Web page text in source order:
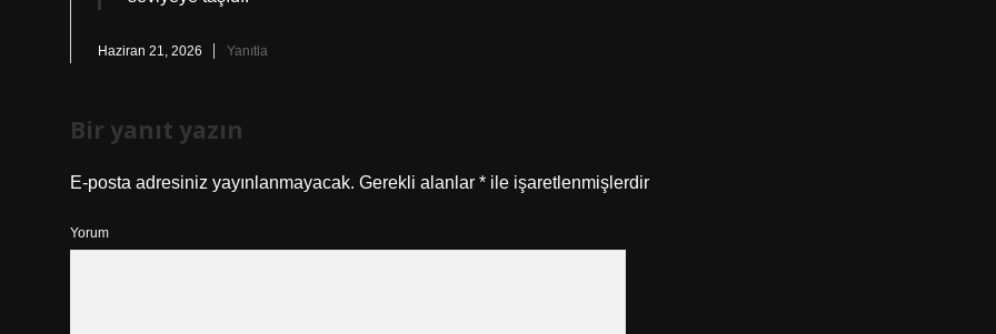
Haziran 21, 2026 Yanıtla
Bir yanıt yazın
E-posta adresiniz yayınlanmayacak. Gerekli alanlar * ile işaretlenmişlerdir
Yorum